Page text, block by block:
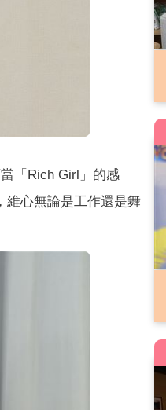
「Rich Girl」的感
維心無論是工作還是舞